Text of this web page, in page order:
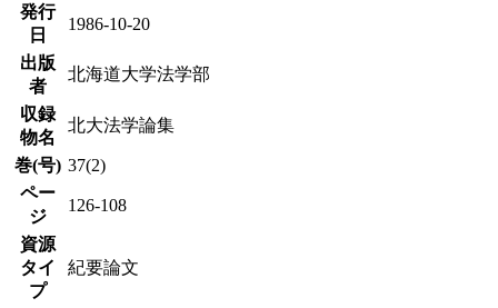
発行
日
1986-10-20
出版
者
北海道大学法学部
収録
物名
北大法学論集
巻(号) 37(2)
ペー
ジ
126-108
資源
タイ
プ
紀要論文